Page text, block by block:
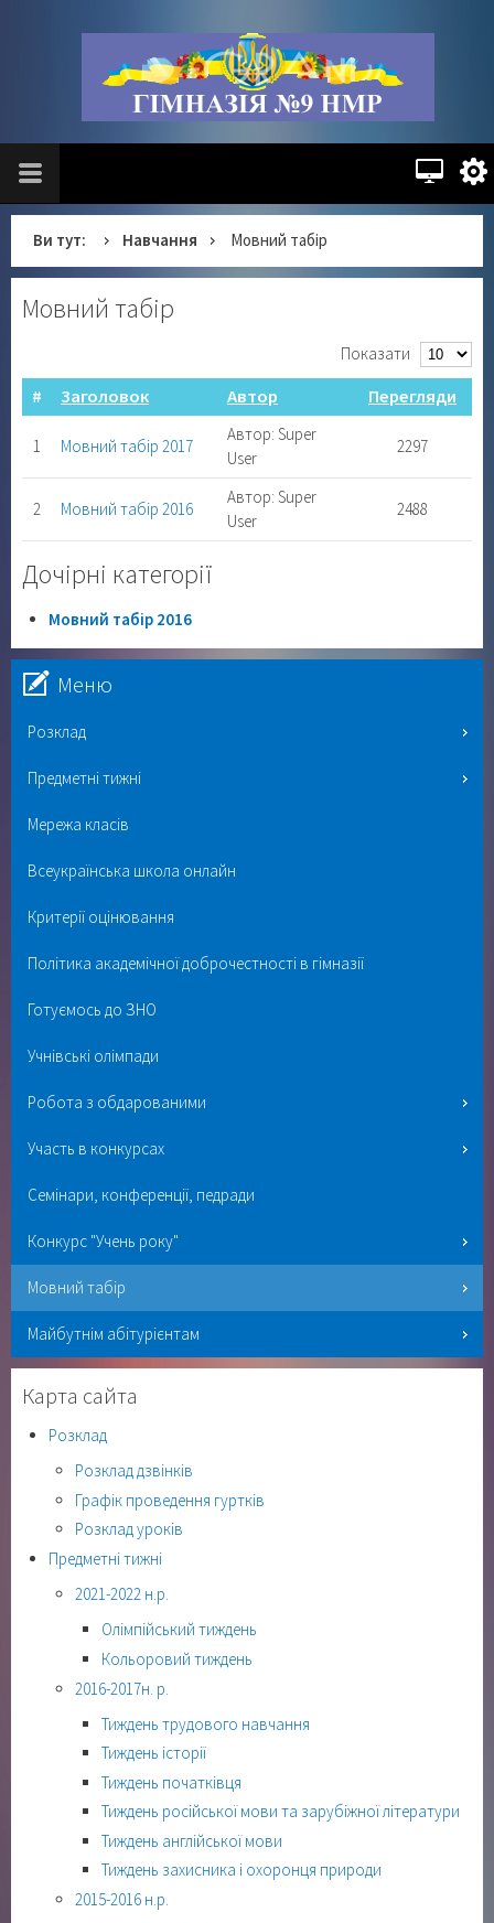
Ви тут: Навчання Мовний табір
Мовний табір
Показати
# Заголовок Автор Перегляди
1 Мовний табір 2017
Автор: Super
User
2297
2 Мовний табір 2016
Автор: Super
User
2488
Дочірні категорії
Мовний табір 2016
Меню
Розклад
Предметні тижні
Мережа класів
Всеукраїнська школа онлайн
Критерії оцінювання
Політика академічної доброчестності в гімназії
Готуємось до ЗНО
Учнівські олімпади
Робота з обдарованими
Участь в конкурсах
Семінари, конференції, педради
Конкурс "Учень року"
Мовний табір
Майбутнім абітурієнтам
Карта сайта
Розклад
Розклад дзвінків
Графік проведення гуртків
Розклад уроків
Предметні тижні
2021-2022 н.р.
Олімпійський тиждень
Кольоровий тиждень
2016-2017н. р.
Тиждень трудового навчання
Тиждень історії
Тиждень початківця
Тиждень російської мови та зарубіжної літератури
Тиждень англійської мови
Тиждень захисника і охоронця природи
2015-2016 н.р.